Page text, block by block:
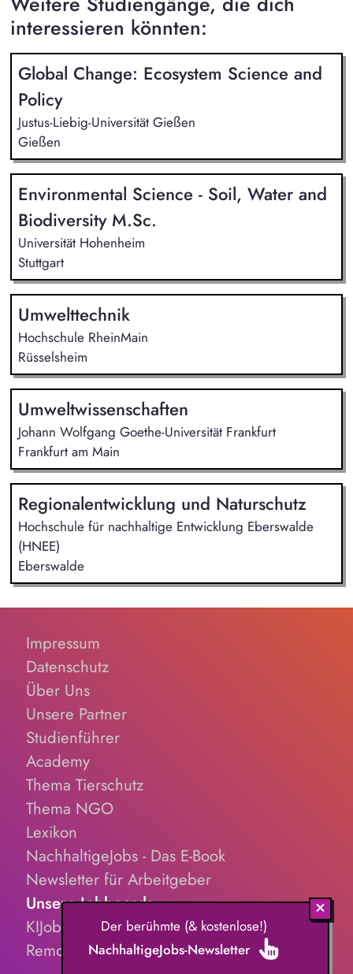
interessieren könnten:
Global Change: Ecosystem Science and
Policy
Justus-Liebig-Universität Gießen
Gießen
Environmental Science - Soil, Water and
Biodiversity M.Sc.
Universität Hohenheim
Stuttgart
Umwelttechnik
Hochschule RheinMain
Rüsselsheim
Umweltwissenschaften
Johann Wolfgang Goethe-Universität Frankfurt
Frankfurt am Main
Regionalentwicklung und Naturschutz
Hochschule für nachhaltige Entwicklung Eberswalde
(HNEE)
Eberswalde
Impressum
Datenschutz
Über Uns
Unsere Partner
Studienführer
Academy
Thema Tierschutz
Thema NGO
Lexikon
NachhaltigeJobs - Das E-Book
Newsletter für Arbeitgeber
Unsere Jobboards
KIJobs.de
RemoteJobs.de
Der berühmte (& kostenlose!)
NachhaltigeJobs-Newsletter